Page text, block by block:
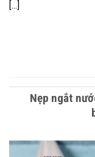
[…]
Nẹp ngắt